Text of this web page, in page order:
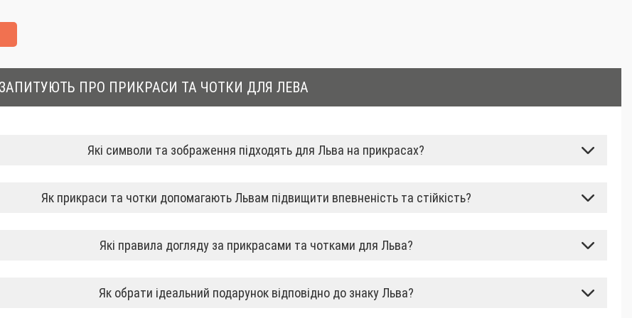
ПРО ПРИКРАСИ ТА ЧОТКИ ДЛЯ ЛЕВА
Які символи та зображення підходять для Льва на прикрасах?
Як прикраси та чотки допомагають Львам підвищити впевненість та стійкість?
Які правила догляду за прикрасами та чотками для Льва?
Як обрати ідеальний подарунок відповідно до знаку Льва?